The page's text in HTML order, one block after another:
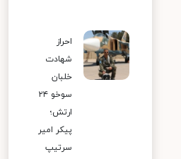
احراز
شهادت
خلبان
سوخو ۲۴
ارتش؛
پیکر امیر
سرتیپ